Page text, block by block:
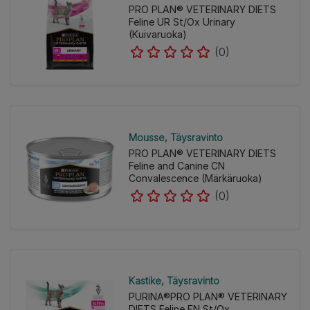
PRO PLAN® VETERINARY DIETS
Feline UR St/Ox Urinary
(Kuivaruoka)
(0)
Mousse Täysravinto
PRO PLAN® VETERINARY DIETS
Feline and Canine CN
Convalescence (Märkäruoka)
(0)
Kastike Täysravinto
PURINA®PRO PLAN® VETERINARY